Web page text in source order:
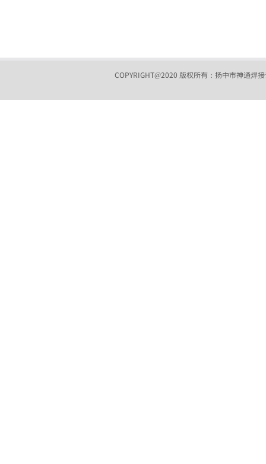
COPYRIGHT@2020 版权所有：